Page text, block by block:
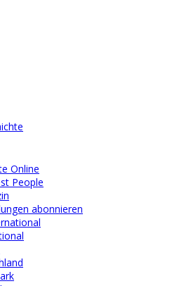
Online
People
abonnieren